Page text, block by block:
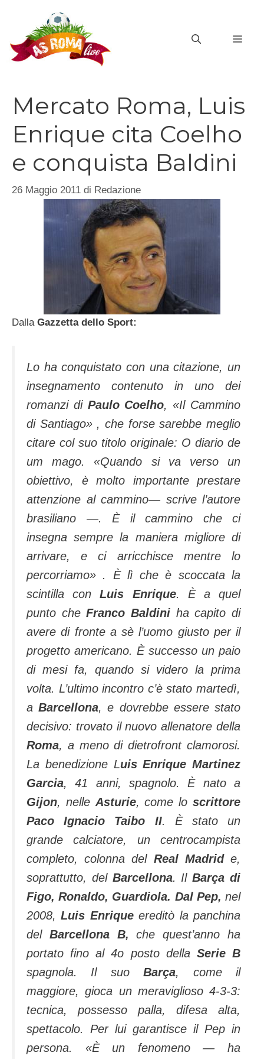
contenuto
Mercato Roma, Luis
Enrique cita Coelho
e conquista Baldini
26 Maggio 2011 di Redazione
Dalla Gazzetta dello Sport:
Lo ha conquistato con una citazione, un
insegnamento contenuto in uno dei
romanzi di Paulo Coelho, «Il Cammino
di Santiago» , che forse sarebbe meglio
citare col suo titolo originale: O diario de
um mago. «Quando si va verso un
obiettivo, è molto importante prestare
attenzione al cammino— scrive l’autore
brasiliano —. È il cammino che ci
insegna sempre la maniera migliore di
arrivare, e ci arricchisce mentre lo
percorriamo» . È lì che è scoccata la
scintilla conLuis Enrique. È a quel
punto cheFranco Baldini ha capito di
avere di fronte a sè l’uomo giusto per il
progetto americano. È successo un paio
di mesi fa, quando si videro la prima
volta. L’ultimo incontro c’è stato martedì,
aBarcellona, e dovrebbe essere stato
decisivo: trovato il nuovo allenatore della
Roma, a meno di dietrofront clamorosi.
La benedizione Luis Enrique Martinez
Garcia, 41 anni, spagnolo. È nato a
Gijon, nelle Asturie, come loscrittore
Paco Ignacio Taibo II. È stato un
grande calciatore, un centrocampista
completo, colonna del Real Madride,
soprattutto, del Barcellona. IlBarça di
Figo, Ronaldo, Guardiola. Dal Pep, nel
2008,Luis Enriqueereditò la panchina
del Barcellona B, che quest’anno ha
portato fino al 4o posto della Serie B
spagnola. Il suoBarça, come il
maggiore, gioca un meraviglioso 4-3-3:
tecnica, possesso palla, difesa alta,
spettacolo. Per lui garantisce il Pep in
persona. «È un fenomeno — ha